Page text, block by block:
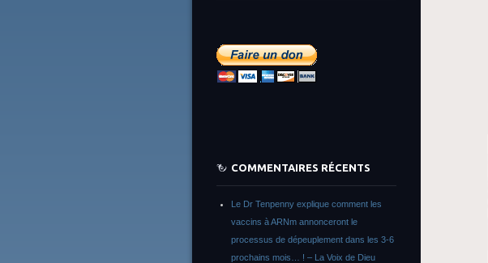
COMMENTAIRES RÉCENTS
Le Dr Tenpenny explique comment les
vaccins à ARNm annonceront le
processus de dépeuplement dans les 3-6
prochains mois… ! – La Voix de Dieu